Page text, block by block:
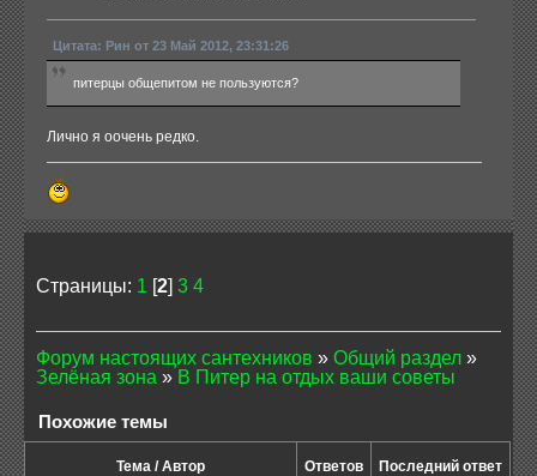
Цитата: Рин от 23 Май 2012, 23:31:26
питерцы общепитом не пользуются?
Лично я оочень редко.
Страницы: 1 [2] 3 4
Форум настоящих сантехников » Общий раздел »
Зелёная зона » В Питер на отдых ваши советы
Похожие темы
Тема / Автор Ответов Последний ответ